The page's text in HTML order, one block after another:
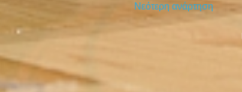
Νεότερη ανάρτηση